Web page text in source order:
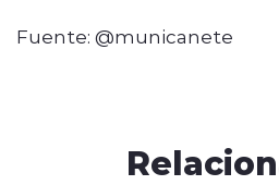
Fuente: @municanete